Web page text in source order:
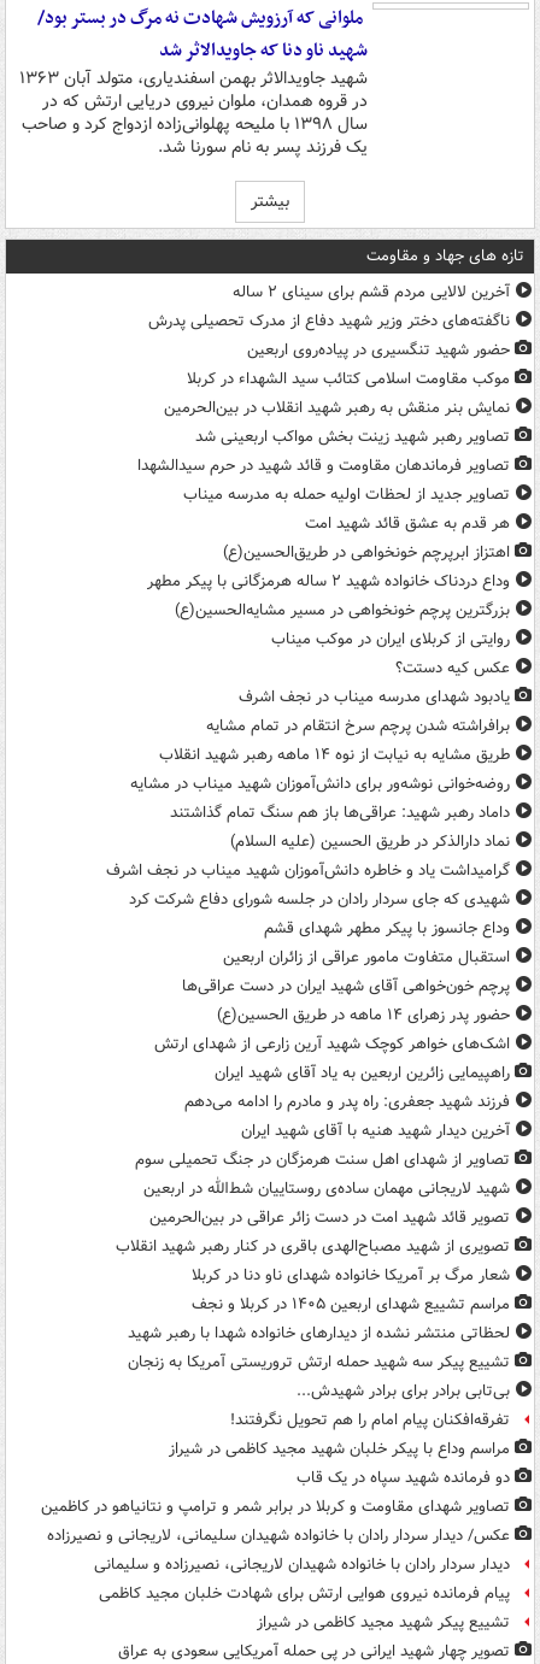
ملوانی که آرزویش شهادت نه مرگ در بستر بود/
شهید ناو دنا که جاویدالاثر شد
شهید جاویدالاثر بهمن اسفندیاری، متولد آبان ۱۳۶۳
در قروه همدان، ملوان نیروی دریایی ارتش که در
سال ۱۳۹۸ با ملیحه پهلوانی‌زاده ازدواج کرد و صاحب
یک فرزند پسر به نام سورنا شد.
بیشتر
تازه های جهاد و مقاومت
آخرین لالایی مردم قشم برای سینای ۲ ساله
ناگفته‌های دختر وزیر شهید دفاع از مدرک تحصیلی پدرش
حضور شهید تنگسیری در پیاده‌روی اربعین
موکب مقاومت اسلامی کتائب سید الشهداء در کربلا
نمایش بنر منقش به رهبر شهید انقلاب در بین‌الحرمین
تصاویر رهبر شهید زینت بخش مواکب اربعینی شد
تصاویر فرماندهان مقاومت و قائد شهید در حرم سیدالشهدا
تصاویر جدید از لحظات اولیه حمله به مدرسه میناب
هر قدم به عشق قائد شهید امت
اهتزاز ابرپرچم خونخواهی در طریق‌الحسین(ع)
وداع دردناک خانواده شهید ۲ ساله هرمزگانی با پیکر مطهر
بزرگترین پرچم خونخواهی در مسیر مشایه‌الحسین(ع)
روایتی از کربلای ایران در موکب میناب
عکس کیه دستت؟
یادبود شهدای مدرسه میناب در نجف اشرف
برافراشته شدن پرچم سرخ انتقام در تمام مشایه
طریق مشایه به نیابت از نوه ۱۴ ماهه رهبر شهید انقلاب
روضه‌خوانی‌ نوشه‌ور برای دانش‌آموزان شهید میناب در مشایه
داماد رهبر شهید: عراقی‌ها باز هم سنگ تمام گذاشتند
نماد دارالذکر در طریق الحسین (علیه السلام)
گرامیداشت یاد و خاطره دانش‌آموزان شهید میناب در نجف اشرف
شهیدی که جای سردار رادان در جلسه شورای دفاع شرکت کرد
وداع جانسوز با پیکر مطهر شهدای قشم
استقبال متفاوت مامور عراقی از زائران اربعین
پرچم خون‌خواهی آقای شهید ایران در دست عراقی‌ها
حضور پدر زهرای ۱۴ ماهه در طریق الحسین(ع)
اشک‌های خواهر کوچک شهید آرین زارعی از شهدای ارتش
راهپیمایی زائرین اربعین به یاد آقای شهید ایران
فرزند شهید جعفری: راه پدر و مادرم را ادامه می‌دهم
آخرین دیدار شهید هنیه با آقای شهید ایران
تصاویر از شهدای اهل سنت هرمزگان در جنگ تحمیلی سوم
شهید لاریجانی مهمان ساده‌ی روستاییان شط‌الله در اربعین
تصویر قائد شهید امت در دست زائر عراقی در بین‌الحرمین
تصویری از شهید مصباح‌الهدی باقری در کنار رهبر شهید انقلاب
شعار مرگ بر آمریکا خانواده شهدای ناو دنا در کربلا
مراسم تشییع شهدای اربعین ۱۴۰۵ در کربلا و نجف
لحظاتی منتشر نشده از دیدارهای خانواده‌ شهدا با رهبر شهید
تشییع پیکر سه شهید حمله ارتش تروریستی آمریکا به زنجان
بی‌تابی برادر برای برادر شهیدش...
تفرقه‌افکنان پیام امام را هم تحویل نگرفتند!
مراسم وداع با پیکر خلبان شهید مجید کاظمی در شیراز
دو فرمانده شهید سپاه در یک قاب
تصاویر شهدای مقاومت و کربلا در برابر شمر و ترامپ و نتانیاهو در کاظمین
عکس/ دیدار سردار رادان با خانواده‌ شهیدان سلیمانی، لاریجانی و نصیرزاده
دیدار سردار رادان با خانواده شهیدان لاریجانی، نصیرزاده و سلیمانی
پیام فرمانده نیروی هوایی ارتش برای شهادت خلبان مجید کاظمی
تشییع پیکر شهید مجید کاظمی در شیراز
تصویر چهار شهید ایرانی در پی حمله آمریکایی سعودی به عراق